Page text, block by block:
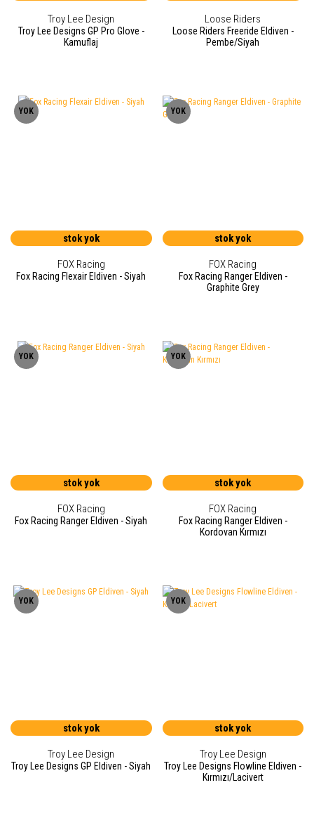
Troy Lee Design
Troy Lee Designs GP Pro Glove -
Kamuflaj
Loose Riders
Loose Riders Freeride Eldiven -
Pembe/Siyah
YOK
stok yok
FOX Racing
Fox Racing Flexair Eldiven - Siyah
YOK
stok yok
FOX Racing
Fox Racing Ranger Eldiven -
Graphite Grey
YOK
stok yok
FOX Racing
Fox Racing Ranger Eldiven - Siyah
YOK
stok yok
FOX Racing
Fox Racing Ranger Eldiven -
Kordovan Kırmızı
YOK
stok yok
Troy Lee Design
Troy Lee Designs GP Eldiven - Siyah
YOK
stok yok
Troy Lee Design
Troy Lee Designs Flowline Eldiven -
Kırmızı/Lacivert